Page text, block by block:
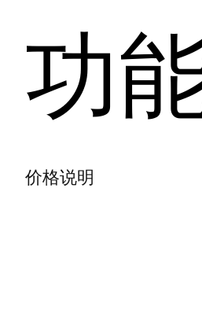
功
价格说明